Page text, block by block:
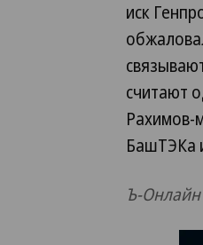
иск
считают
Рахимов-
БашТЭКа
Ъ-Онлайн